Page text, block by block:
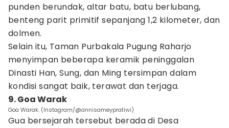
punden berundak, altar batu, batu berlubang,
benteng parit primitif sepanjang 1,2 kilometer, dan
dolmen.
Selain itu, Taman Purbakala Pugung Raharjo
menyimpan beberapa keramik peninggalan
Dinasti Han, Sung, dan Ming tersimpan dalam
kondisi sangat baik, terawat dan terjaga.
9. Goa Warak
Goa Warak. (Instagram/@annisameypratiwi)
Gua bersejarah tersebut berada di Desa